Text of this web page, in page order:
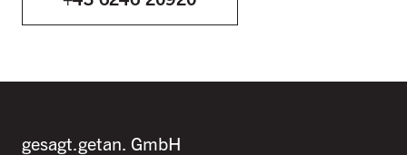
gesagt.getan. GmbH